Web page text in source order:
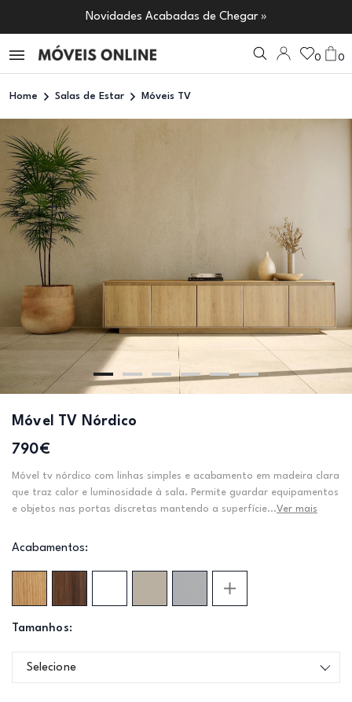
Novidades Acabadas de Chegar »
0 0
Home Salas de Estar Móveis TV
Móvel TV Nórdico
790€
Móvel tv nórdico com linhas simples e acabamento em madeira clara
que traz calor e luminosidade à sala. Permite guardar equipamentos
e objetos nas portas discretas mantendo a superfície...Ver mais
Acabamentos:
Tamanhos:
Selecione